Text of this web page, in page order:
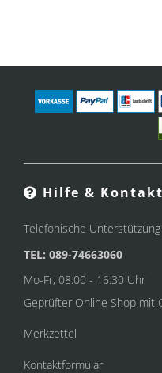
Hilfe & Kontakt
Telefonische
TEL: 089-74663060
Mo-Fr, 08:00 - 16:30 Uhr
Geprüfter Online Shop mit
Merkzettel
Kontaktformular